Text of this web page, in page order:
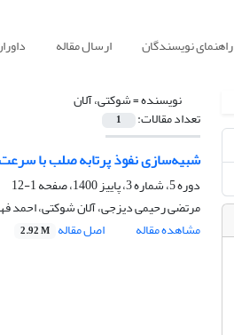
راهنمای نویسندگان ارسال مقاله
نویسنده =شوکتی، آلان
تعداد مقالات: 1
شبیه‌سازی نفوذ پرتابه صلب با سرعت
دوره 5، شماره 3، پاییز 1400، صفحه
1-12
مرتضی رحیمی دیزجی، آلان شوکتی، احمد
مشاهده مقاله
اصل مقاله 2.92 M